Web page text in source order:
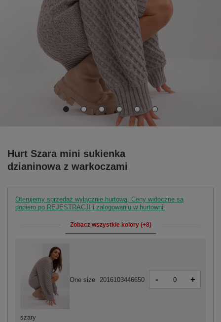
Hurt Szara mini sukienka
dzianinowa z warkoczami
Oferujemy sprzedaż wyłącznie hurtową. Ceny widoczne są
dopiero po REJESTRACJI i zalogowaniu w hurtowni.
Zobacz wszystkie kolory (+8)
szary
One size 2016103446650 - +